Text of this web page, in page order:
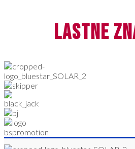
lastne